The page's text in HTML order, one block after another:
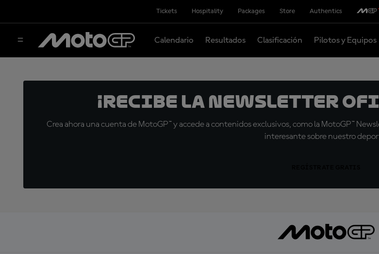
Tickets Hospitality Packages Store Authentics
Calendario Resultados Clasificación Pilotos y Equipos
¡Recibe la Newsletter
Crea ahora una cuenta de MotoGP™ y accede a contenidos exclusivos, como la MotoGP™
interesante sobre nuestro